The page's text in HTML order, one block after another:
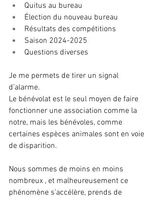
Quitus au bureau
Élection du nouveau bureau
Résultats des compétitions
Saison 2024-2025
Questions diverses
Je me permets de tirer un signal
d’alarme.
Le bénévolat est le seul moyen de faire
fonctionner une association comme la
notre, mais les bénévoles, comme
certaines espèces animales sont en voie
de disparition.
Nous sommes de moins en moins
nombreux , et malheureusement ce
phénomène s’accélère, prends de